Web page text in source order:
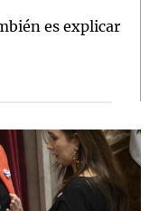
es explicar